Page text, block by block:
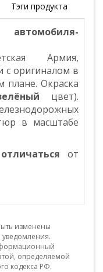
Тэги продукта
Армия,
с оригиналом в
плане. Окраска
цвет).
в масштабе
от
изменены
уведомления.
определяемой
кодекса РФ.